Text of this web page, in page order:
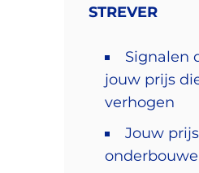
STREVER
Signalen
jouw prijs
verhogen
Jouw prijs